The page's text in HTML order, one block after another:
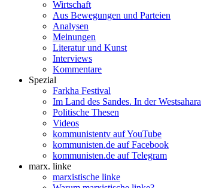
Wirtschaft
Aus Bewegungen und Parteien
Analysen
Meinungen
Literatur und Kunst
Interviews
Kommentare
Spezial
Farkha Festival
Im Land des Sandes. In der Westsahara
Politische Thesen
Videos
kommunistentv auf YouTube
kommunisten.de auf Facebook
kommunisten.de auf Telegram
marx. linke
marxistische linke